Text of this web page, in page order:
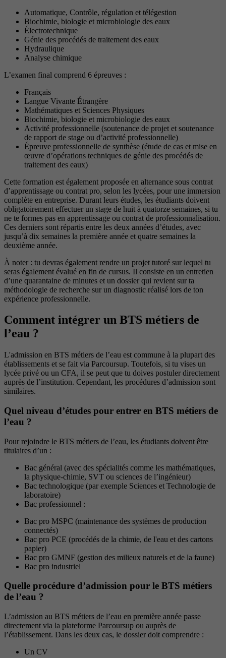
Automatique, Contrôle, régulation et télégestion
Biochimie, biologie et microbiologie des eaux
Électrotechnique
Génie des procédés de traitement des eaux
Hydraulique
Analyse chimique
L’examen final comprend 6 épreuves :
Français
Langue Vivante Étrangère
Mathématiques et Sciences Physiques
Biochimie, biologie et microbiologie des eaux
Activité professionnelle (soutenance de projet et soutenance
de rapport de stage ou d’activité professionnelle)
Épreuve professionnelle de synthèse (étude de cas et mise en
œuvre d’opérations techniques de génie des procédés de
traitement des eaux)
Cette formation est également proposée en alternance sous contrat
d’apprentissage ou contrat pro, selon les lycées, pour une immersion
complète en entreprise. Durant leurs études, les étudiants doivent
obligatoirement effectuer un stage de huit à quatorze semaines, si tu
ne te formes pas en apprentissage ou contrat de professionnalisation.
Ces derniers sont répartis entre les deux années d’études, avec
jusqu’à dix semaines la première année et quatre semaines la
deuxième année.
À noter : tu devras également rendre un projet tutoré sur lequel tu
seras également évalué en fin de cursus. Il consiste en un entretien
d’une quarantaine de minutes et un dossier qui revient sur ta
méthodologie de recherche sur un diagnostic réalisé lors de ton
expérience professionnelle.
Comment intégrer un BTS métiers de
l’eau ?
L'admission en BTS métiers de l’eau est commune à la plupart des
établissements et se fait via Parcoursup. Toutefois, si tu vises un
lycée privé ou un CFA, il se peut que tu doives postuler directement
auprès de l’institution. Cependant, les procédures d’admission sont
similaires.
Quel niveau d’études pour entrer en BTS métiers de
l’eau ?
Pour rejoindre le BTS métiers de l’eau, les étudiants doivent être
titulaires d’un :
Bac général (avec des spécialités comme les mathématiques,
la physique-chimie, SVT ou sciences de l’ingénieur)
Bac technologique (par exemple Sciences et Technologie de
laboratoire)
Bac professionnel :
Bac pro MSPC (maintenance des systèmes de production
connectés)
Bac pro PCE (procédés de la chimie, de l'eau et des cartons
papier)
Bac pro GMNF (gestion des milieux naturels et de la faune)
Bac pro industriel
Quelle procédure d’admission pour le BTS métiers
de l’eau ?
L’admission au BTS métiers de l’eau en première année passe
directement via la plateforme Parcoursup ou auprès de
l’établissement. Dans les deux cas, le dossier doit comprendre :
Un CV